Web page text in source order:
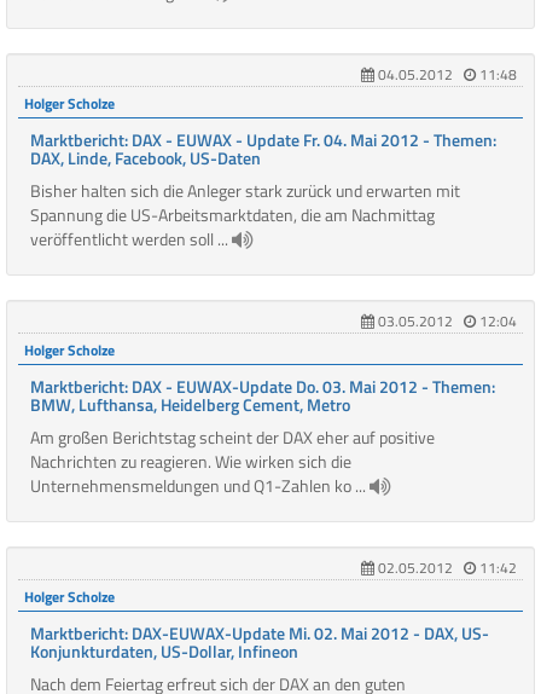
04.05.2012
11:48
Holger Scholze
Marktbericht: DAX - EUWAX - Update Fr. 04. Mai 2012 - Themen:
DAX, Linde, Facebook, US-Daten
Bisher halten sich die Anleger stark zurück und erwarten mit
Spannung die US-Arbeitsmarktdaten, die am Nachmittag
veröffentlicht werden soll ...
03.05.2012
12:04
Holger Scholze
Marktbericht: DAX - EUWAX-Update Do. 03. Mai 2012 - Themen:
BMW, Lufthansa, Heidelberg Cement, Metro
Am großen Berichtstag scheint der DAX eher auf positive
Nachrichten zu reagieren. Wie wirken sich die
Unternehmensmeldungen und Q1-Zahlen ko ...
02.05.2012
11:42
Holger Scholze
Marktbericht: DAX-EUWAX-Update Mi. 02. Mai 2012 - DAX, US-
Konjunkturdaten, US-Dollar, Infineon
Nach dem Feiertag erfreut sich der DAX an den guten